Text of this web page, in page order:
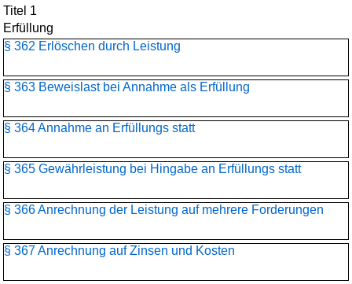
Titel 1
Erfüllung
§ 362 Erlöschen durch Leistung
§ 363 Beweislast bei Annahme als Erfüllung
§ 364 Annahme an Erfüllungs statt
§ 365 Gewährleistung bei Hingabe an Erfüllungs statt
§ 366 Anrechnung der Leistung auf mehrere Forderungen
§ 367 Anrechnung auf Zinsen und Kosten